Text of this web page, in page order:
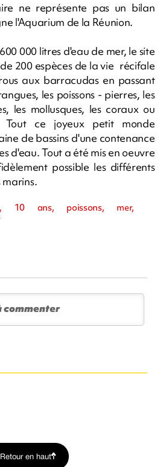
ne représente pas un bilan
l'Aquarium de la Réunion.
000 litres d'eau de mer, le site
200 espèces de la vie récifale
aux barracudas en passant
les poissons - pierres, les
les mollusques, les coraux ou
Tout ce joyeux petit monde
de bassins d'une contenance
d'eau. Tout a été mis en oeuvre
possible les différents
marins.
10 ans, poissons, mer,
Retour en haut